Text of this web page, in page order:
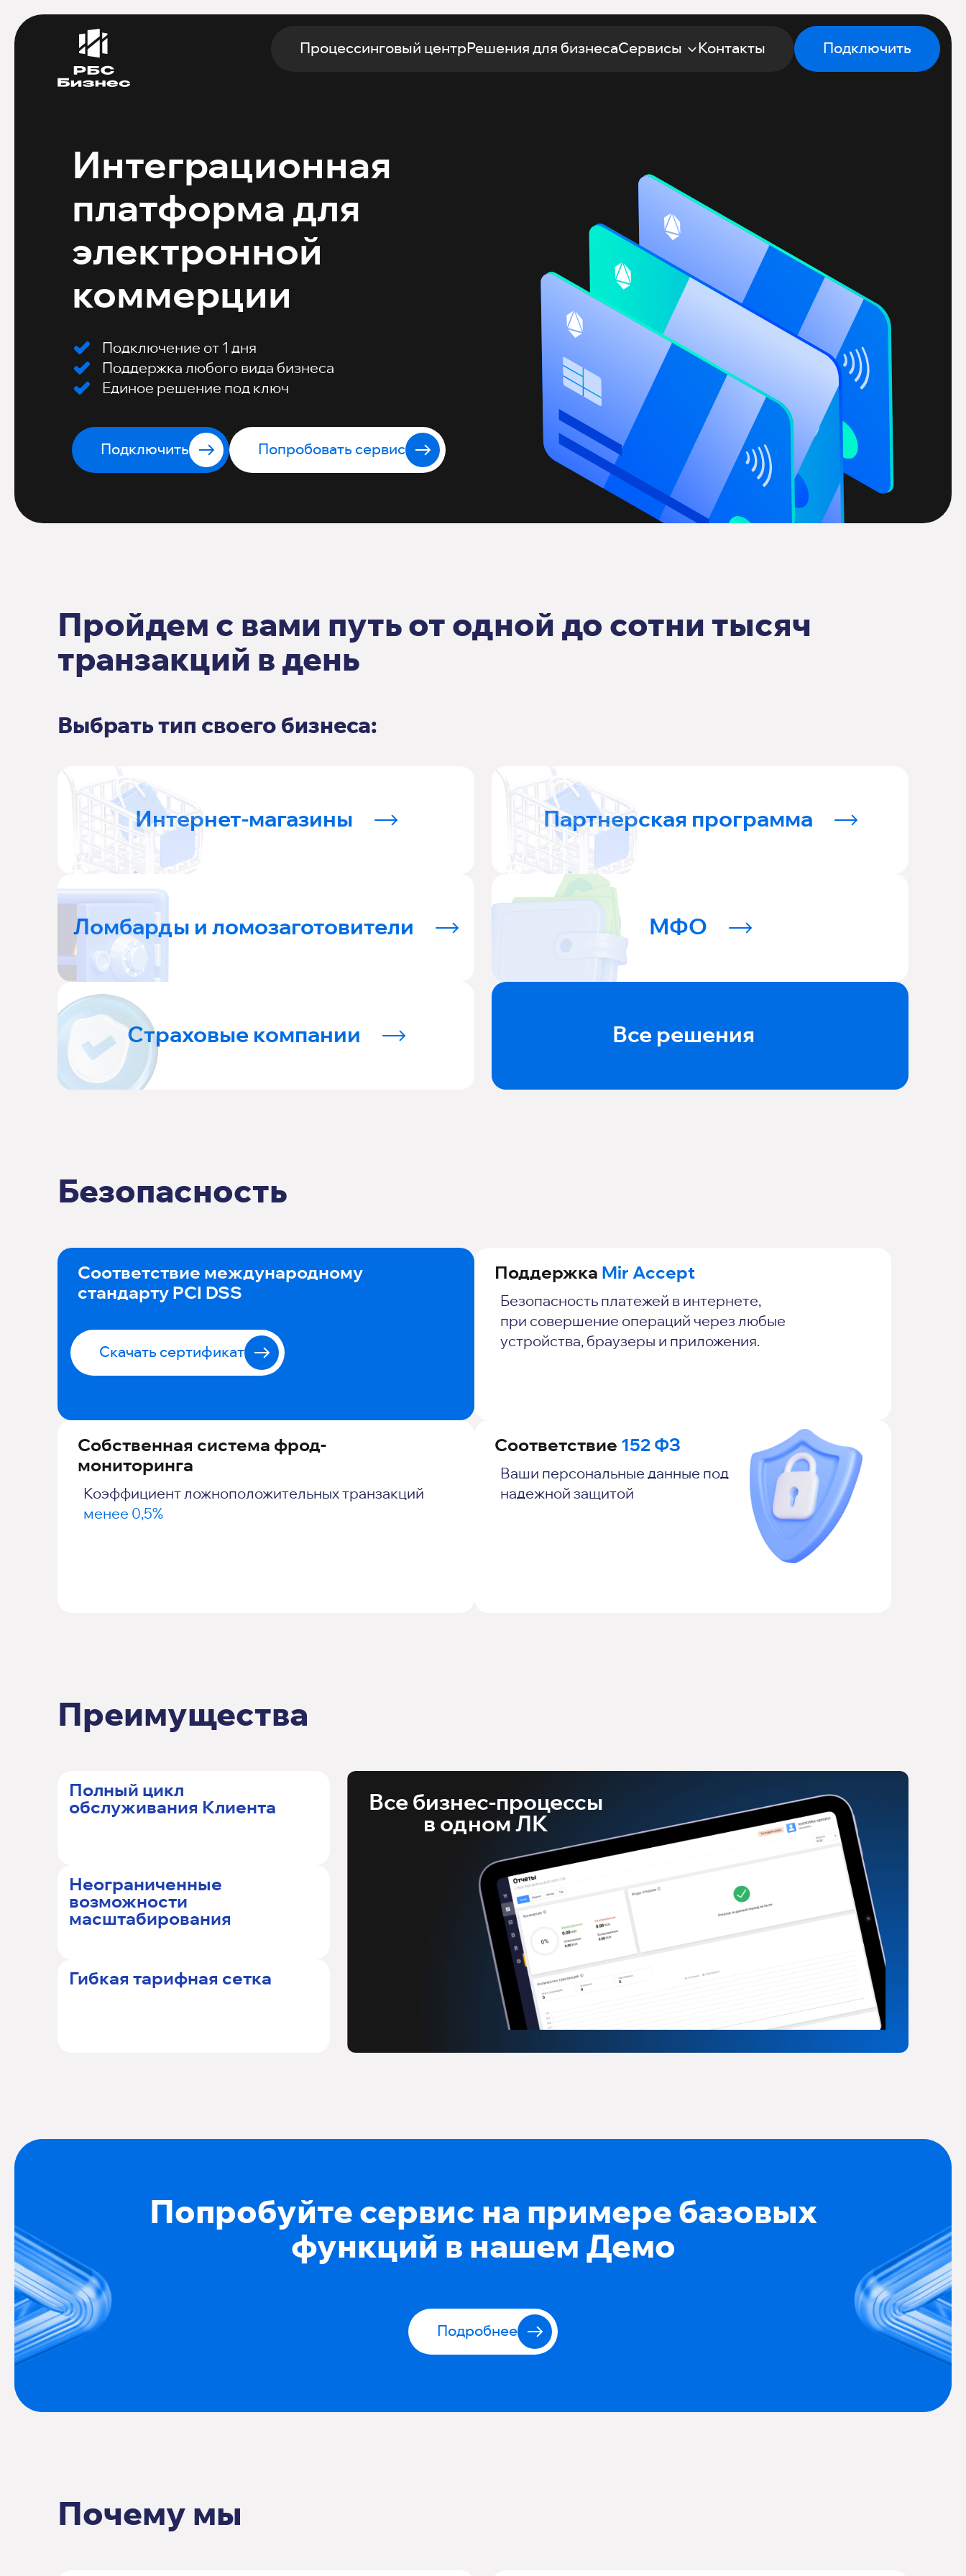
Процессинговый центр Решения для бизнесаСервисы Контакты Подключить
Интеграционная
платформа для
электронной
коммерции
Подключение от 1 дня
Поддержка любого вида бизнеса
Единое решение под ключ
Подключить Попробовать сервис
Пройдем с вами путь от одной до сотни тысяч
транзакций в день
Выбрать тип своего бизнеса:
Интернет-магазины Партнерская программа
Ломбарды и ломозаготовители МФО
Страховые компании Все решения
Безопасность
Соответствие международному
стандарту PCI DSS
Скачать сертификат
Поддержка Mir Accept
Безопасность платежей в интернете,
при совершение операций через любые
устройства, браузеры и приложения.
Собственная система фрод-
мониторинга
Коэффициент ложноположительных транзакций
менее 0,5%
Соответствие 152 ФЗ
Ваши персональные данные под
надежной защитой
Преимущества
Полный цикл
обслуживания Клиента
Неограниченные
возможности
масштабирования
Гибкая тарифная сетка
Все бизнес-процессы
в одном ЛК
Попробуйте сервис на примере базовых
функций в нашем Демо
Подробнее
Почему мы